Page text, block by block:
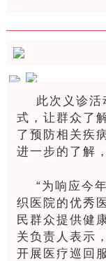
此次义诊
式，让群众了
了预防相关疾
进一步的了解
“为响应今
织医院的优秀
民群众提供健
关负责人表示
开展医疗巡回